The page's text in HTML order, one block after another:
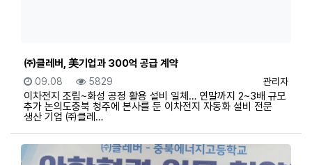
㈜클레버, 美기업과 300억 공급 계약
등록자
관리자
등록일
09.08 조회
5829
이차전지 조립~화성 공정 활용 설비 일체… 연말까지 2~3배 규모
추가 논의도충북 청주에 본사를 둔 이차전지 자동화 설비 전문
생산 기업 ㈜클레…